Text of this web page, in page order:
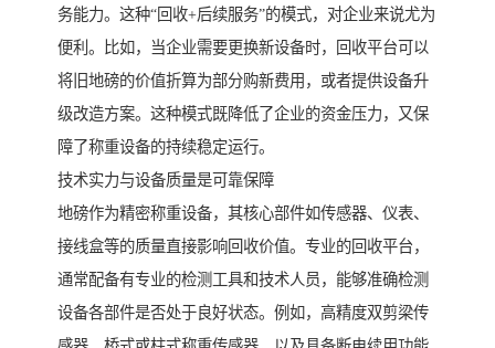
务能力。这种“回收+后续服务”的模式，对企业来说尤为
便利。比如，当企业需要更换新设备时，回收平台可以
将旧地磅的价值折算为部分购新费用，或者提供设备升
级改造方案。这种模式既降低了企业的资金压力，又保
障了称重设备的持续稳定运行。
技术实力与设备质量是可靠保障
地磅作为精密称重设备，其核心部件如传感器、仪表、
接线盒等的质量直接影响回收价值。专业的回收平台，
通常配备有专业的检测工具和技术人员，能够准确检测
设备各部件是否处于良好状态。例如，高精度双剪梁传